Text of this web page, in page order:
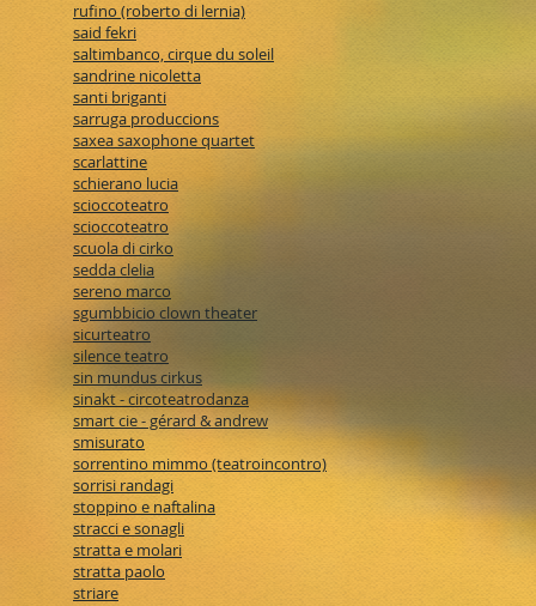
rufino (roberto di lernia)
said fekri
saltimbanco, cirque du soleil
sandrine nicoletta
santi briganti
sarruga produccions
saxea saxophone quartet
scarlattine
schierano lucia
scioccoteatro
scioccoteatro
scuola di cirko
sedda clelia
sereno marco
sgumbbicio clown theater
sicurteatro
silence teatro
sin mundus cirkus
sinakt - circoteatrodanza
smart cie - gérard & andrew
smisurato
sorrentino mimmo (teatroincontro)
sorrisi randagi
stoppino e naftalina
stracci e sonagli
stratta e molari
stratta paolo
striare